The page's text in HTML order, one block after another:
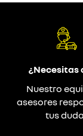
¿Necesitas
Nuestro
asesores
tus